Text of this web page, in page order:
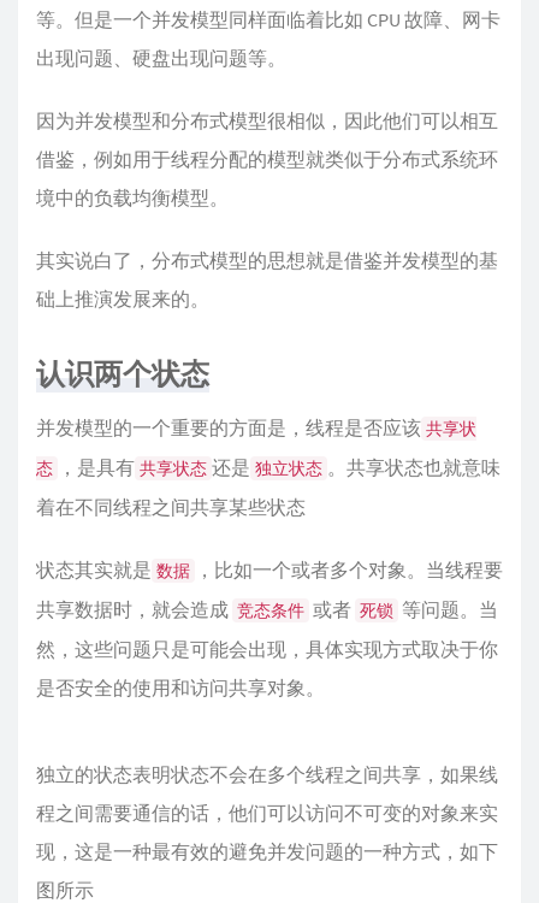
等。但是一个并发模型同样面临着比如 CPU 故障、网卡
出现问题、硬盘出现问题等。
因为并发模型和分布式模型很相似，因此他们可以相互
借鉴，例如用于线程分配的模型就类似于分布式系统环
境中的负载均衡模型。
其实说白了，分布式模型的思想就是借鉴并发模型的基
础上推演发展来的。
认识两个状态
并发模型的一个重要的方面是，线程是否应该 共享状
态 ，是具有 共享状态 还是 独立状态 。共享状态也就意味
着在不同线程之间共享某些状态
状态其实就是 数据
，比如一个或者多个对象。当线程要
共享数据时，就会造成 竞态条件 或者 死锁 等问题。当
然，这些问题只是可能会出现，具体实现方式取决于你
是否安全的使用和访问共享对象。
独立的状态表明状态不会在多个线程之间共享，如果线
程之间需要通信的话，他们可以访问不可变的对象来实
现，这是一种最有效的避免并发问题的一种方式，如下
图所示